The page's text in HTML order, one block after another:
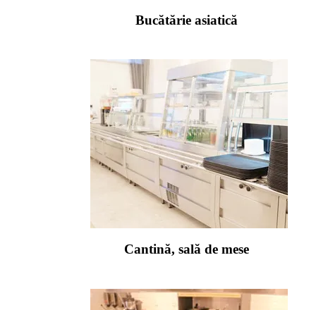
Bucătărie asiatică
Cantină, sală de mese